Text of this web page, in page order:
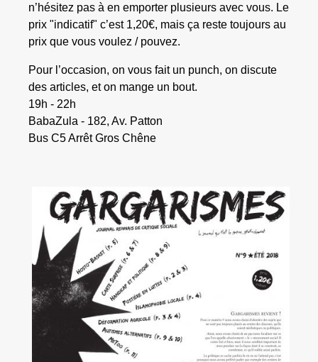
n’hésitez pas à en emporter plusieurs avec vous. Le
prix "indicatif" c’est 1,20€, mais ça reste toujours au
prix que vous voulez / pouvez.
Pour l’occasion, on vous fait un punch, on discute
des articles, et on mange un bout.
19h - 22h
BabaZula - 182, Av. Patton
Bus C5 Arrêt Gros Chêne